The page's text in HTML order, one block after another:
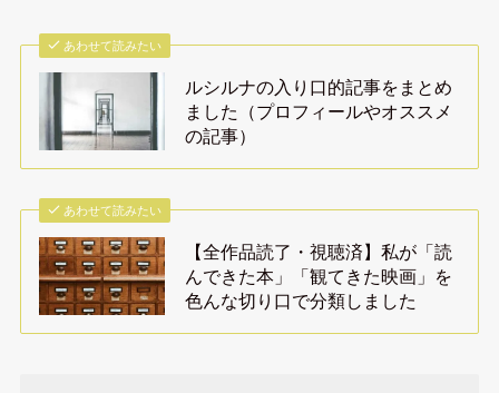
あわせて読みたい
ルシルナの入り口的記事をまとめ
ました（プロフィールやオススメ
の記事）
あわせて読みたい
【全作品読了・視聴済】私が「読
んできた本」「観てきた映画」を
色んな切り口で分類しました